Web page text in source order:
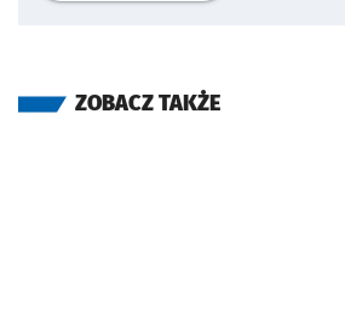
ZOBACZ TAKŻE